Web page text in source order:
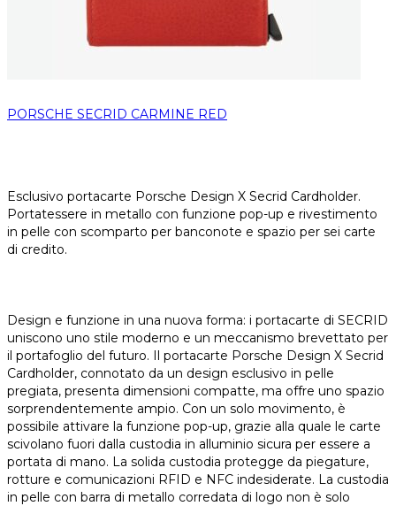
PORSCHE SECRID CARMINE RED
Esclusivo portacarte Porsche Design X Secrid Cardholder.
Portatessere in metallo con funzione pop-up e rivestimento
in pelle con scomparto per banconote e spazio per sei carte
di credito.
Design e funzione in una nuova forma: i portacarte di SECRID
uniscono uno stile moderno e un meccanismo brevettato per
il portafoglio del futuro. Il portacarte Porsche Design X Secrid
Cardholder, connotato da un design esclusivo in pelle
pregiata, presenta dimensioni compatte, ma offre uno spazio
sorprendentemente ampio. Con un solo movimento, è
possibile attivare la funzione pop-up, grazie alla quale le carte
scivolano fuori dalla custodia in alluminio sicura per essere a
portata di mano. La solida custodia protegge da piegature,
rotture e comunicazioni RFID e NFC indesiderate. La custodia
in pelle con barra di metallo corredata di logo non è solo